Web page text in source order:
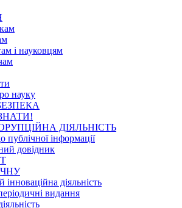
і науковцям
науку
ДІЯЛЬНІСТЬ
публічної інформації
довідник
ЧНУ
інноваційна діяльність
видання